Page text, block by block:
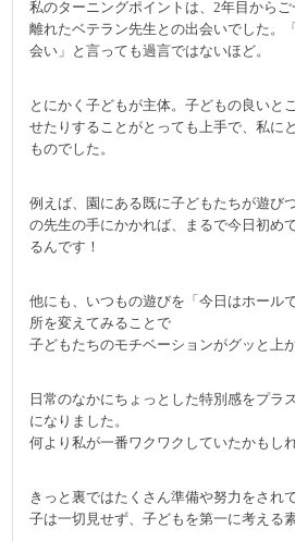
私のターニングポイントは、2年目から
離れたベテラン先生との出会いでした。
会い」と言っても過言ではないほど。
とにかく子どもが主体。子どもの良いと
せたりすることがとっても上手で、私に
ものでした。
例えば、園にある既に子どもたちが遊び
の先生の手にかかれば、まるで今日初め
るんです！
他にも、いつもの遊びを「今日はホール
所を変えてみることで
子どもたちのモチベーションがグッと上
日常のなかにちょっとした特別感をプラ
になりました。
何より私が一番ワクワクしていたかもし
きっと裏ではたくさん準備や努力をされ
子は一切見せず、子どもを第一に考える